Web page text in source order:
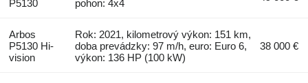
P5130
pohon: 4x4
Arbos
P5130 Hi-
vision
Rok: 2021, kilometrový výkon: 151 km,
doba prevádzky: 97 m/h, euro: Euro 6,
výkon: 136 HP (100 kW)
38 000 €